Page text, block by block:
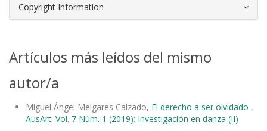
Copyright Information
Artículos más leídos del mismo
autor/a
Miguel Ángel Melgares Calzado, El derecho a ser olvidado ,
AusArt: Vol. 7 Núm. 1 (2019): Investigación en danza (II)